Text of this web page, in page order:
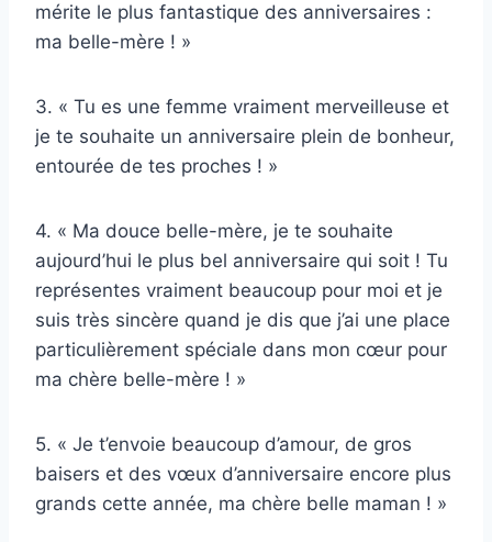
mérite le plus fantastique des anniversaires :
ma belle-mère ! »
3. « Tu es une femme vraiment merveilleuse et
je te souhaite un anniversaire plein de bonheur,
entourée de tes proches ! »
4. « Ma douce belle-mère, je te souhaite
aujourd’hui le plus bel anniversaire qui soit ! Tu
représentes vraiment beaucoup pour moi et je
suis très sincère quand je dis que j’ai une place
particulièrement spéciale dans mon cœur pour
ma chère belle-mère ! »
5. « Je t’envoie beaucoup d’amour, de gros
baisers et des vœux d’anniversaire encore plus
grands cette année, ma chère belle maman ! »